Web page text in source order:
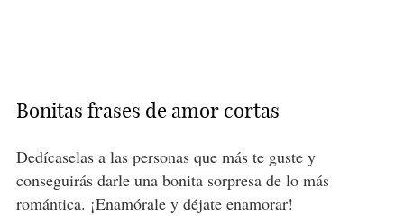
Bonitas frases de amor cortas
Dedícaselas a las personas que más te guste y
conseguirás darle una bonita sorpresa de lo más
romántica. ¡Enamórale y déjate enamorar!